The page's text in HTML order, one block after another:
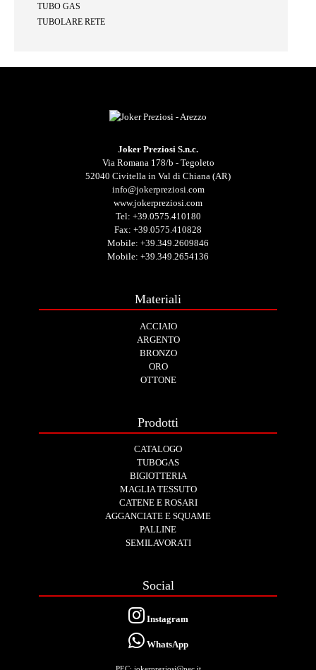
TUBO GAS
TUBOLARE RETE
Joker Preziosi S.n.c.
Via Romana 178/b - Tegoleto
52040 Civitella in Val di Chiana (AR)
info@jokerpreziosi.com
www.jokerpreziosi.com
Tel: +39.0575.410180
Fax: +39.0575.410828
Mobile: +39.349.2609846
Mobile: +39.349.2654136
Materiali
ACCIAIO
ARGENTO
BRONZO
ORO
OTTONE
Prodotti
CATALOGO
TUBOGAS
BIGIOTTERIA
MAGLIA TESSUTO
CATENE E ROSARI
AGGANCIATE E SQUAME
PALLINE
SEMILAVORATI
Social
Instagram
WhatsApp